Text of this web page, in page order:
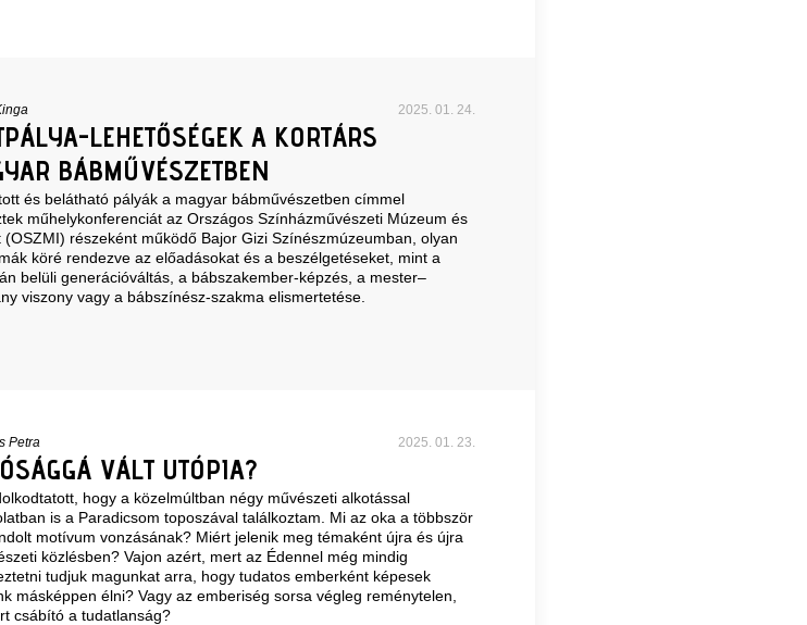
2025. 01. 24.
LEHETŐSÉGEK A KORTÁRS
BÁBMŰVÉSZETBEN
és belátható pályák a magyar bábművészetben címmel
műhelykonferenciát az Országos Színházművészeti Múzeum és
(OSZMI) részeként működő Bajor Gizi Színészmúzeumban, olyan
köré rendezve az előadásokat és a beszélgetéseket, mint a
belüli generációváltás, a bábszakember-képzés, a mester–
viszony vagy a bábszínész-szakma elismertetése.
Petra 2025. 01. 23.
VÁLT UTÓPIA?
hogy a közelmúltban négy művészeti alkotással
is a Paradicsom toposzával találkoztam. Mi az oka a többször
motívum vonzásának? Miért jelenik meg témaként újra és újra
közlésben? Vajon azért, mert az Édennel még mindig
tudjuk magunkat arra, hogy tudatos emberként képesek
másképpen élni? Vagy az emberiség sorsa végleg reménytelen,
csábító a tudatlanság?